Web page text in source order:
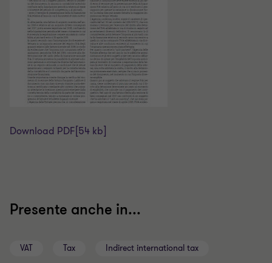
Download PDF [54 kb]
Presente anche in...
VAT Tax Indirect international tax